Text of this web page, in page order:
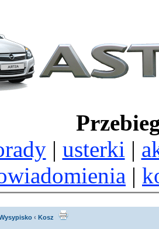
| usterki |
|
‹ Kosz